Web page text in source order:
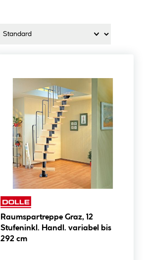
Raumspartreppe Graz, 12
Stufeninkl. Handl. variabel bis
292 cm